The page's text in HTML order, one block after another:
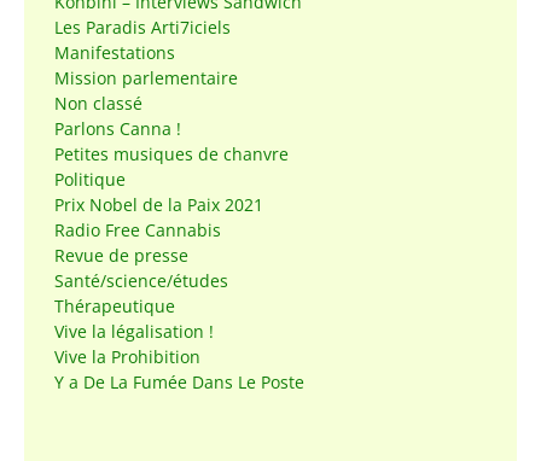
Les Paradis Arti7iciels
Manifestations
Mission parlementaire
Non classé
Parlons Canna !
Petites musiques de chanvre
Politique
Prix Nobel de la Paix 2021
Radio Free Cannabis
Revue de presse
Santé/science/études
Thérapeutique
Vive la légalisation !
Vive la Prohibition
Y a De La Fumée Dans Le Poste